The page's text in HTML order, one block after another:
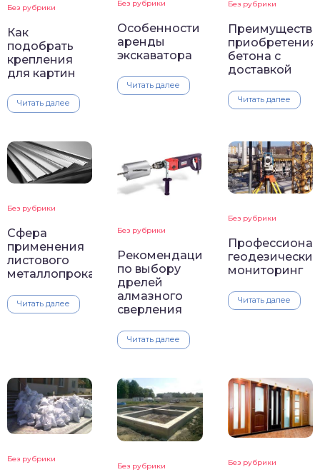
Без рубрики
Как
подобрать
крепления
для картин
Читать далее
Без рубрики
Особенности
аренды
экскаватора
Читать далее
Без рубрики
Преимущества
приобретения
бетона с
доставкой
Читать далее
Без рубрики
Сфера
применения
листового
металлопроката
Читать далее
Без рубрики
Рекомендации
по выбору
дрелей
алмазного
сверления
Читать далее
Без рубрики
геодезический
мониторинг
Читать далее
Без рубрики
Без рубрики Без рубрики